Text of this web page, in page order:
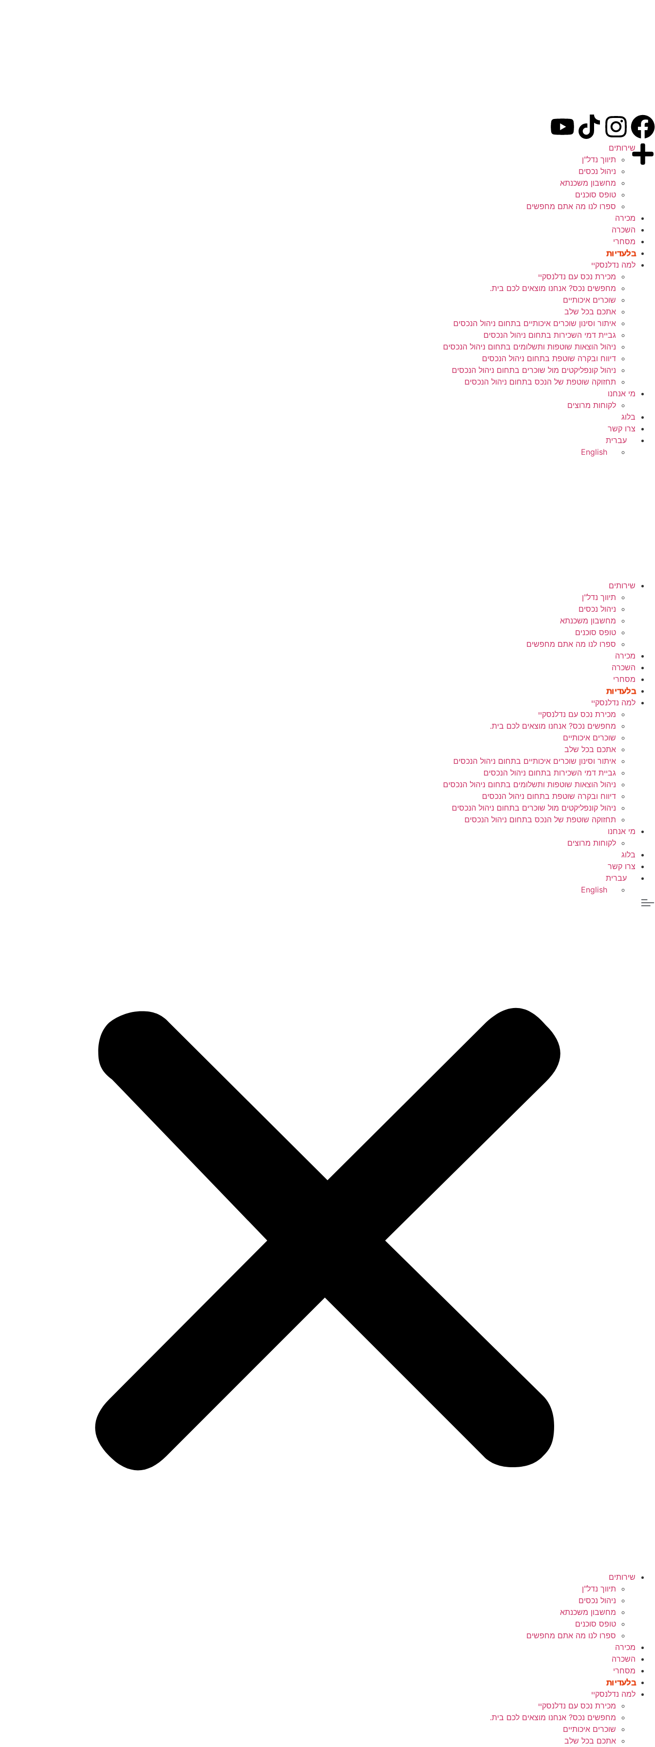
שירותים
תיווך נדל"ן
ניהול נכסים
מחשבון משכנתא
טופס סוכנים
ספרו לנו מה אתם מחפשים
מכירה
השכרה
מסחרי
בלעדיות
למה נדלנסקיי
מכירת נכס עם נדלנסקיי
מחפשים נכס? אנחנו מוצאים לכם בית.
שוכרים איכותיים
אתכם בכל שלב
איתור וסינון שוכרים איכותיים בתחום ניהול הנכסים
גביית דמי השכירות בתחום ניהול הנכסים
ניהול הוצאות שוטפות ותשלומים בתחום ניהול הנכסים
דיווח ובקרה שוטפת בתחום ניהול הנכסים
ניהול קונפליקטים מול שוכרים בתחום ניהול הנכסים
תחזוקה שוטפת של הנכס בתחום ניהול הנכסים
מי אנחנו
לקוחות מרוצים
בלוג
צרו קשר
עברית
English
שירותים
תיווך נדל"ן
ניהול נכסים
מחשבון משכנתא
טופס סוכנים
ספרו לנו מה אתם מחפשים
מכירה
השכרה
מסחרי
בלעדיות
למה נדלנסקיי
מכירת נכס עם נדלנסקיי
מחפשים נכס? אנחנו מוצאים לכם בית.
שוכרים איכותיים
אתכם בכל שלב
איתור וסינון שוכרים איכותיים בתחום ניהול הנכסים
גביית דמי השכירות בתחום ניהול הנכסים
ניהול הוצאות שוטפות ותשלומים בתחום ניהול הנכסים
דיווח ובקרה שוטפת בתחום ניהול הנכסים
ניהול קונפליקטים מול שוכרים בתחום ניהול הנכסים
תחזוקה שוטפת של הנכס בתחום ניהול הנכסים
מי אנחנו
לקוחות מרוצים
בלוג
צרו קשר
עברית
English
שירותים
תיווך נדל"ן
ניהול נכסים
מחשבון משכנתא
טופס סוכנים
ספרו לנו מה אתם מחפשים
מכירה
השכרה
מסחרי
בלעדיות
למה נדלנסקיי
מכירת נכס עם נדלנסקיי
מחפשים נכס? אנחנו מוצאים לכם בית.
שוכרים איכותיים
אתכם בכל שלב